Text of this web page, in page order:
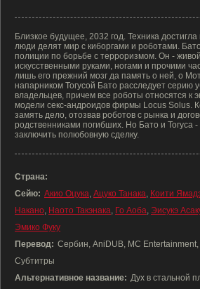
Близкое будущее, 2032 год. Техника
люди делят мир с киборгами и роботами.
полиции по борьбе с терроризмом. Он -
искусственными руками, ногами и прочими
лишь его прежний мозг да память о ней, о
напарником Тогусой Бато расследует серию
владельцев, причем все роботы относятся к
модели секс-андроидов фирмы Locus Solus.
замять дело, отозвав роботов с рынка и
родственниками погибших. Но Бато и Тогуса
заключить полюбовную сделку.
Страна:
Сейю: Акио Оцука, Ацуко Танака, Коити
Накано, Наото Такэнака, Го Аоба, Эисукэ
Эмико Фуку
Перевод: Сербин, AniDUB, MC
Субтитры
Альтернативное название: Дух в стальной